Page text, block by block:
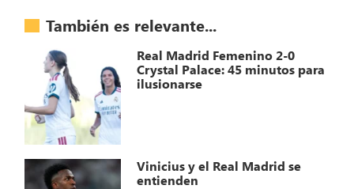
También es relevante...
Real Madrid Femenino 2-0
Crystal Palace: 45 minutos para
ilusionarse
Vinicius y el Real Madrid se
entienden